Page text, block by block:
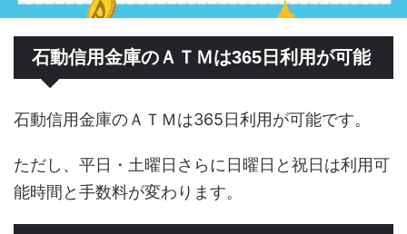
石動信用金庫のＡＴＭは365日利用が可能
石動信用金庫のＡＴＭは365日利用が可能です。
ただし、平日・土曜日さらに日曜日と祝日は利用可
能時間と手数料が変わります。